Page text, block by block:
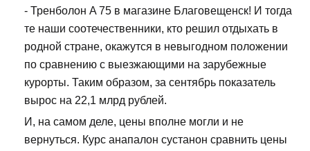
- Тренболон A 75 в магазине Благовещенск! И тогда
те наши соотечественники, кто решил отдыхать в
родной стране, окажутся в невыгодном положении
по сравнению с выезжающими на зарубежные
курорты. Таким образом, за сентябрь показатель
вырос на 22,1 млрд рублей.
И, на самом деле, цены вполне могли и не
вернуться. Курс анапалон сустанон сравнить цены